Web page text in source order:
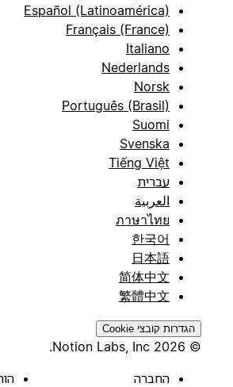
Español (Latinoamérica)
Français (France)
Italiano
Nederlands
Norsk
Português (Brasil)
Suomi
Svenska
Tiếng Việt
עברית
العربية
ภาษาไทย
한국어
日本語
简体中文
繁體中文
הגדרות קובצי Cookie
החברה
הורדה